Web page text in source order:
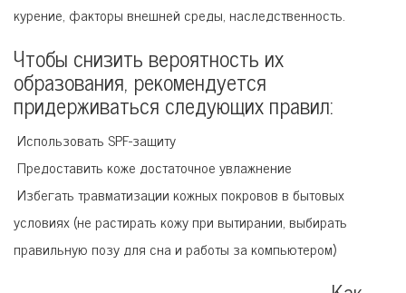
курение, факторы внешней среды, наследственность.
Чтобы снизить вероятность их
образования, рекомендуется
придерживаться следующих правил:
Использовать SPF-защиту
Предоставить коже достаточное увлажнение
Избегать травматизации кожных покровов в бытовых
условиях (не растирать кожу при вытирании, выбирать
правильную позу для сна и работы за компьютером)